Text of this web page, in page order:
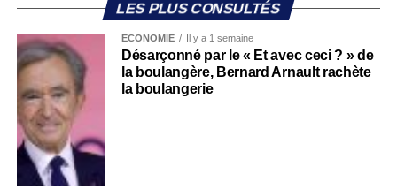
LES PLUS CONSULTÉS
ECONOMIE Il y a 1 semaine
Désarçonné par le « Et avec ceci ? » de
la boulangère, Bernard Arnault rachète
la boulangerie